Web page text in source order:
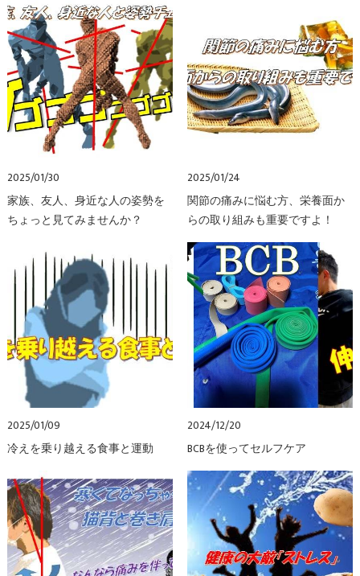
2025/01/30
家族、友人、身近な人の姿勢を
ちょっと見てみませんか？
2025/01/24
関節の痛みに悩む方、栄養面か
らの取り組みも重要ですよ！
2025/01/09
冷えを乗り越える食事と運動
2024/12/20
BCBを使ってセルフケア